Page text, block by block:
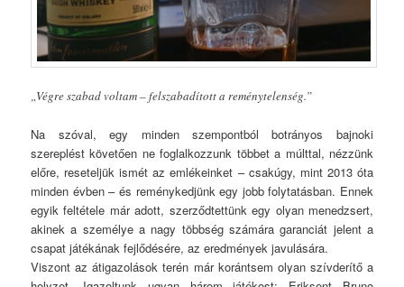
„Végre szabad voltam – felszabadított a reménytelenség.”
Na szóval, egy minden szempontból botrányos bajnoki
szereplést követően ne foglalkozzunk többet a múlttal, nézzünk
előre, reseteljük ismét az emlékeinket – csakúgy, mint 2013 óta
minden évben – és reménykedjünk egy jobb folytatásban. Ennek
egyik feltétele már adott, szerződtettünk egy olyan menedzsert,
akinek a személye a nagy többség számára garanciát jelent a
csapat játékának fejlődésére, az eredmények javulására.
Viszont az átigazolások terén már korántsem olyan szívderítő a